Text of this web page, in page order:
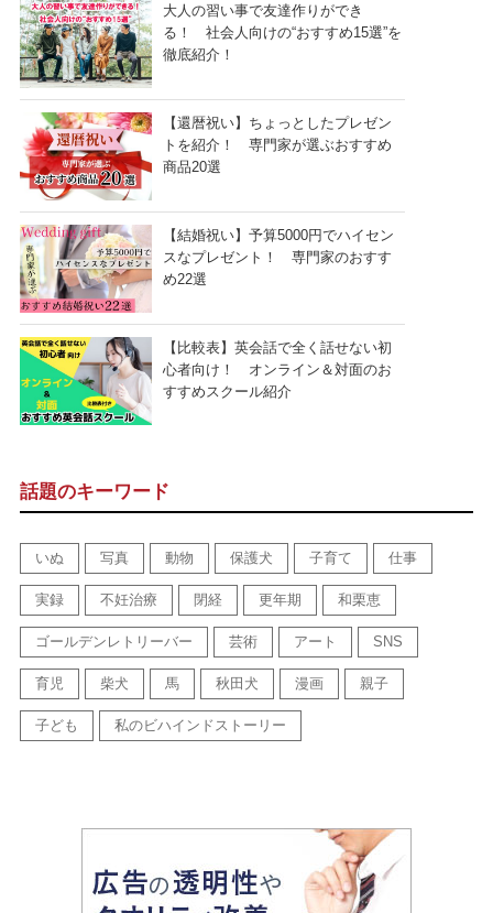
大人の習い事で友達作りができ
る！ 社会人向けの“おすすめ15選”を
徹底紹介！
【還暦祝い】ちょっとしたプレゼン
トを紹介！ 専門家が選ぶおすすめ
商品20選
【結婚祝い】予算5000円でハイセン
スなプレゼント！ 専門家のおすす
め22選
【比較表】英会話で全く話せない初
心者向け！ オンライン＆対面のお
すすめスクール紹介
話題のキーワード
いぬ 写真 動物 保護犬 子育て 仕事
実録 不妊治療 閉経 更年期 和栗恵
ゴールデンレトリーバー 芸術 アート SNS
育児 柴犬 馬 秋田犬 漫画 親子
子ども 私のビハインドストーリー